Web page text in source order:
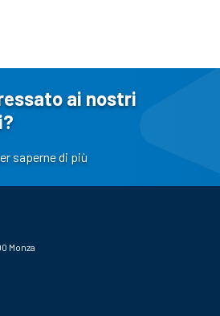
ai nostri
saperne di più
Monza